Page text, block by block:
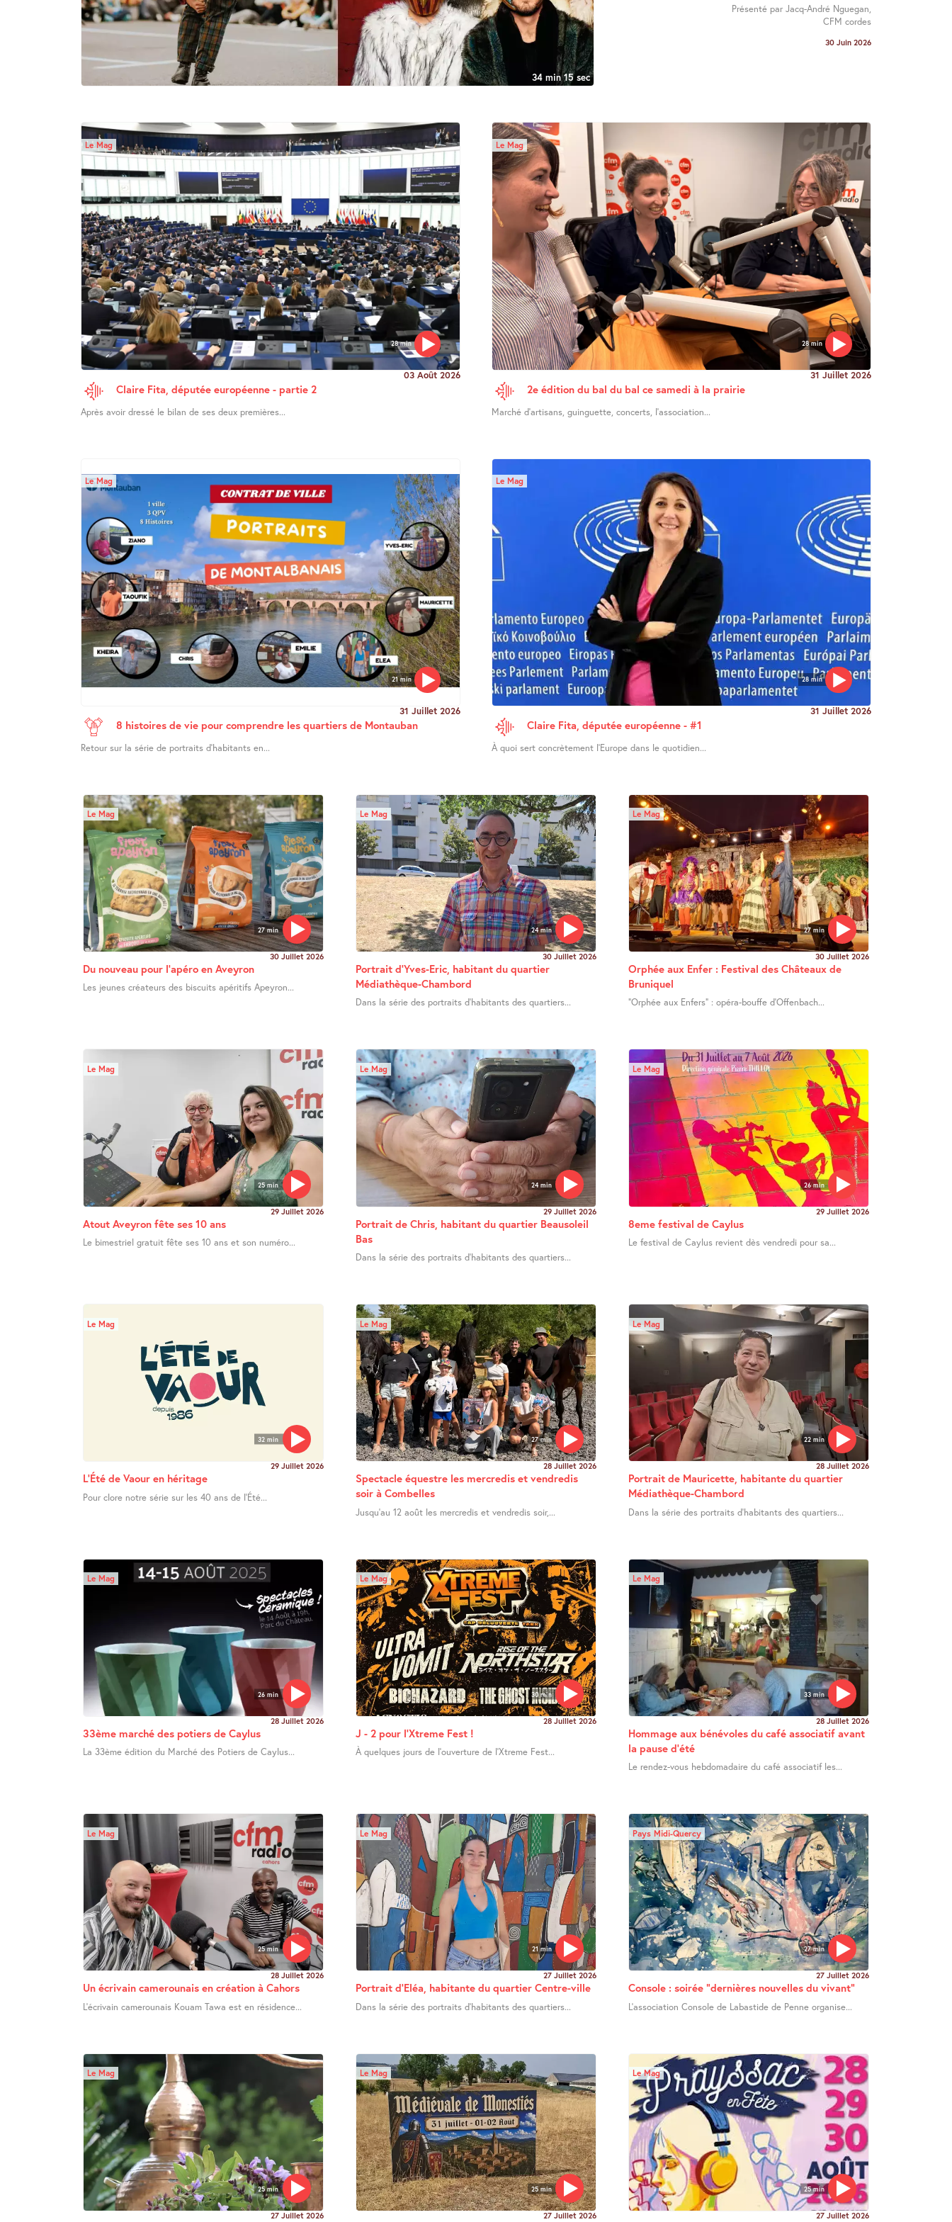
34 min 15 sec
Présenté par Jacq-André Nguegan,
CFM cordes
30 Juin 2026
28 min
Le Mag
03 Août 2026
Claire Fita, députée européenne - partie 2
Après avoir dressé le bilan de ses deux premières...
28 min
Le Mag
31 Juillet 2026
2e édition du bal du bal ce samedi à la prairie
Marché d’artisans, guinguette, concerts, l’association...
21 min
Le Mag
31 Juillet 2026
8 histoires de vie pour comprendre les quartiers de Montauban
Retour sur la série de portraits d’habitants en...
28 min
Le Mag
31 Juillet 2026
Claire Fita, députée européenne - #1
À quoi sert concrètement l’Europe dans le quotidien...
27 min
Le Mag
30 Juillet 2026
Du nouveau pour l’apéro en Aveyron
Les jeunes créateurs des biscuits apéritifs Apeyron...
24 min
Le Mag
30 Juillet 2026
Portrait d’Yves-Eric, habitant du quartier
Médiathèque-Chambord
Dans la série des portraits d’habitants des quartiers...
27 min
Le Mag
30 Juillet 2026
Orphée aux Enfer : Festival des Châteaux de
Bruniquel
"Orphée aux Enfers" : opéra-bouffe d’Offenbach...
25 min
Le Mag
29 Juillet 2026
Atout Aveyron fête ses 10 ans
Le bimestriel gratuit fête ses 10 ans et son numéro...
24 min
Le Mag
29 Juillet 2026
Portrait de Chris, habitant du quartier Beausoleil
Bas
Dans la série des portraits d’habitants des quartiers...
26 min
Le Mag
29 Juillet 2026
8eme festival de Caylus
Le festival de Caylus revient dès vendredi pour sa...
32 min
Le Mag
29 Juillet 2026
L’Été de Vaour en héritage
Pour clore notre série sur les 40 ans de l’Été...
27 min
Le Mag
28 Juillet 2026
Spectacle équestre les mercredis et vendredis
soir à Combelles
Jusqu’au 12 août les mercredis et vendredis soir,...
22 min
Le Mag
28 Juillet 2026
Portrait de Mauricette, habitante du quartier
Médiathèque-Chambord
Dans la série des portraits d’habitants des quartiers...
26 min
Le Mag
28 Juillet 2026
33ème marché des potiers de Caylus
La 33ème édition du Marché des Potiers de Caylus...
30 min
Le Mag
28 Juillet 2026
J - 2 pour l’Xtreme Fest !
À quelques jours de l’ouverture de l’Xtreme Fest...
33 min
Le Mag
28 Juillet 2026
Hommage aux bénévoles du café associatif avant
la pause d’été
Le rendez-vous hebdomadaire du café associatif les...
25 min
Le Mag
28 Juillet 2026
Un écrivain camerounais en création à Cahors
L’écrivain camerounais Kouam Tawa est en résidence...
21 min
Le Mag
27 Juillet 2026
Portrait d’Eléa, habitante du quartier Centre-ville
Dans la série des portraits d’habitants des quartiers...
27 min
Pays Midi-Quercy
27 Juillet 2026
Console : soirée "dernières nouvelles du vivant"
L’association Console de Labastide de Penne organise...
25 min
Le Mag
27 Juillet 2026
25 min
Le Mag
27 Juillet 2026
25 min
Le Mag
27 Juillet 2026